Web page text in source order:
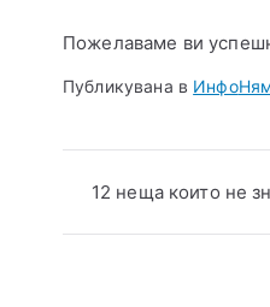
Пожелаваме ви
Публикувана в Инфо
12 неща които не